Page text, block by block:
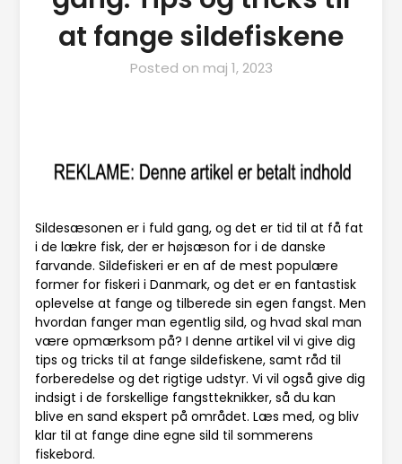
at fange sildefiskene
Posted on maj 1, 2023
Sildesæsonen er i fuld gang, og det er tid til at få fat
i de lækre fisk, der er højsæson for i de danske
farvande. Sildefiskeri er en af de mest populære
former for fiskeri i Danmark, og det er en fantastisk
oplevelse at fange og tilberede sin egen fangst. Men
hvordan fanger man egentlig sild, og hvad skal man
være opmærksom på? I denne artikel vil vi give dig
tips og tricks til at fange sildefiskene, samt råd til
forberedelse og det rigtige udstyr. Vi vil også give dig
indsigt i de forskellige fangstteknikker, så du kan
blive en sand ekspert på området. Læs med, og bliv
klar til at fange dine egne sild til sommerens
fiskebord.